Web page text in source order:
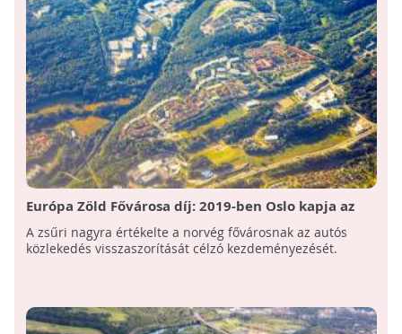
Európa Zöld Fővárosa díj: 2019-ben Oslo kapja az
elismerő címet
A zsűri nagyra értékelte a norvég fővárosnak az autós
közlekedés visszaszorítását célzó kezdeményezését.